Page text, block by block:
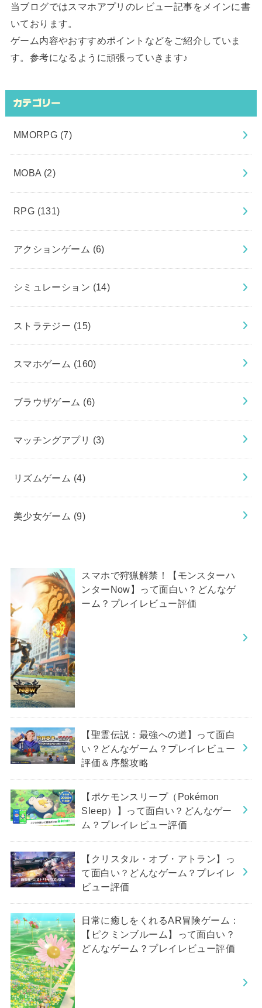
当ブログではスマホアプリのレビュー記事をメインに書
いております。
ゲーム内容やおすすめポイントなどをご紹介していま
す。参考になるように頑張っていきます♪
カテゴリー
MMORPG (7)
MOBA (2)
RPG (131)
アクションゲーム (6)
シミュレーション (14)
ストラテジー (15)
スマホゲーム (160)
ブラウザゲーム (6)
マッチングアプリ (3)
リズムゲーム (4)
美少女ゲーム (9)
スマホで狩猟解禁！【モンスターハ
ンターNow】って面白い？どんなゲ
ーム？プレイレビュー評価
【聖霊伝説：最強への道】って面白
い？どんなゲーム？プレイレビュー
評価＆序盤攻略
【ポケモンスリープ（Pokémon
Sleep）】って面白い？どんなゲー
ム？プレイレビュー評価
【クリスタル・オブ・アトラン】っ
て面白い？どんなゲーム？プレイレ
ビュー評価
日常に癒しをくれるAR冒険ゲーム：
【ピクミンブルーム】って面白い？
どんなゲーム？プレイレビュー評価